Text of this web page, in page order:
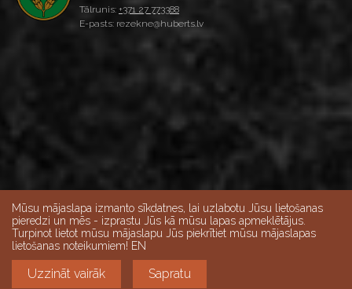
Tālrunis: +371 27 773388
E-pasts: rezekne@huberts.lv
Skatīt lielāku karti
Veikalu darba laiks:
Darba dienās 10:00-18:00, Sestdienās 9:00-15:00,
Mūsu mājaslapa izmanto sīkdatnes, lai uzlabotu Jūsu lietošanas
pieredzi un mēs - izprastu Jūs kā mūsu lapas apmeklētājus.
Turpinot lietot mūsu mājaslapu Jūs piekrītiet mūsu mājaslapas
lietošanas noteikumiem! EN
Uzzināt vairāk Sapratu